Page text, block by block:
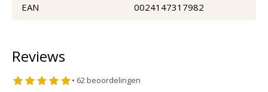
EAN 0024147317982
Reviews
• 62 beoordelingen